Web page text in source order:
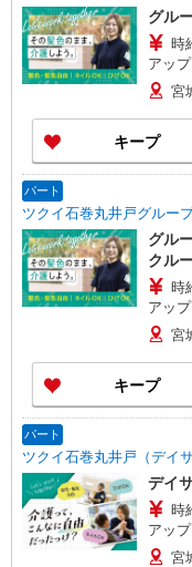
グル
時給
アッ
格に宮
キープ
パート
ツクイ石巻丸井戸グルー
グル
クルー
時給
アッ
格・宮
キープ
パート
ツクイ石巻丸井戸（デイサ
デイ
時給
アッ
宮